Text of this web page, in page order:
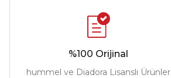
%100 Orijinal
hummel ve Diadora Lisanslı Ürünler